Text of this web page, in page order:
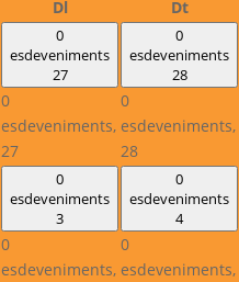
DlDilluns DtDimarts
0
esdeveniments
27
0
esdeveniments,
27
0
esdeveniments
28
0
esdeveniments,
28
0
esdeveniments
3
0
esdeveniments,
0
esdeveniments
4
0
esdeveniments,